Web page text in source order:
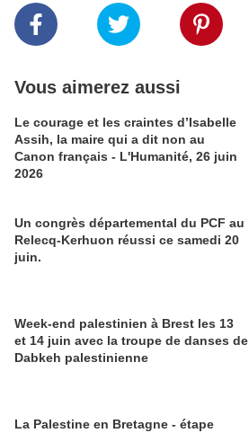
Vous aimerez aussi
Le courage et les craintes d’Isabelle
Assih, la maire qui a dit non au
Canon français - L'Humanité, 26 juin
2026
Un congrès départemental du PCF au
Relecq-Kerhuon réussi ce samedi 20
juin.
Week-end palestinien à Brest les 13
et 14 juin avec la troupe de danses de
Dabkeh palestinienne
La Palestine en Bretagne - étape